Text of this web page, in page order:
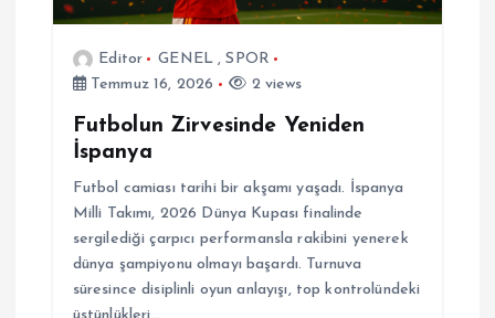
Editor GENEL,SPOR
Temmuz 16, 2026
2 views
Futbolun Zirvesinde Yeniden
İspanya
Futbol camiası tarihi bir akşamı yaşadı. İspanya
Milli Takımı, 2026 Dünya Kupası finalinde
sergilediği çarpıcı performansla rakibini yenerek
dünya şampiyonu olmayı başardı. Turnuva
süresince disiplinli oyun anlayışı, top kontrolündeki